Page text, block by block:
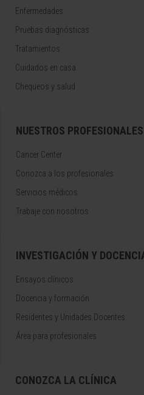
Enfermedades
Pruebas diagnósticas
Tratamientos
Cuidados en casa
Chequeos y salud
NUESTROS PROFESIONALES
Cancer Center
Conozca a los profesionales
Servicios médicos
Trabaje con nosotros
INVESTIGACIÓN Y
Ensayos clínicos
Docencia y formación
Residentes y Unidades Docentes
Área para profesionales
CONOZCA LA CLÍNICA